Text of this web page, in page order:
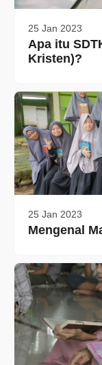
25 Jan 2023
Apa itu
Kristen)?
25 Jan 2023
Mengenal